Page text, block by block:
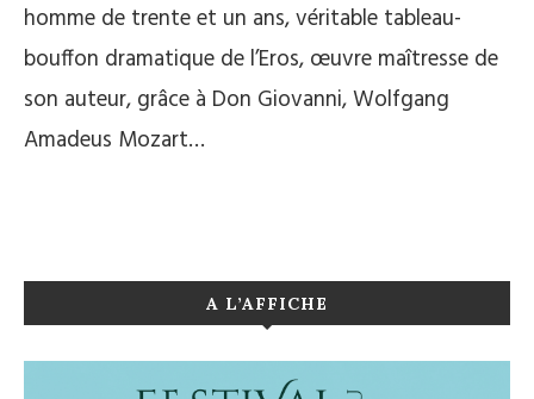
homme de trente et un ans, véritable tableau-
bouffon dramatique de l’Eros, œuvre maîtresse de
son auteur, grâce à Don Giovanni, Wolfgang
Amadeus Mozart…
A L’AFFICHE